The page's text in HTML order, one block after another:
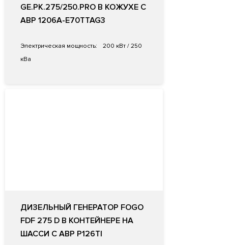
GE.PK.275/250.PRO В КОЖУХЕ С
АВР 1206A-E70TTAG3
Электрическая мощность:
200 кВт / 250
кВа
ДИЗЕЛЬНЫЙ ГЕНЕРАТОР FOGO
FDF 275 D В КОНТЕЙНЕРЕ НА
ШАССИ С АВР P126TI